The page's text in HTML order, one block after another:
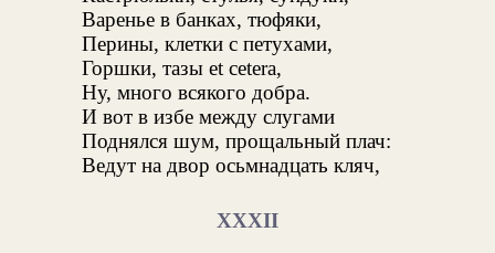
Варенье в банках, тюфяки,
Перины, клетки с петухами,
Горшки, тазы et cetera,
Ну, много всякого добра.
И вот в избе между слугами
Поднялся шум, прощальный плач:
Ведут на двор осьмнадцать кляч,
XXXII